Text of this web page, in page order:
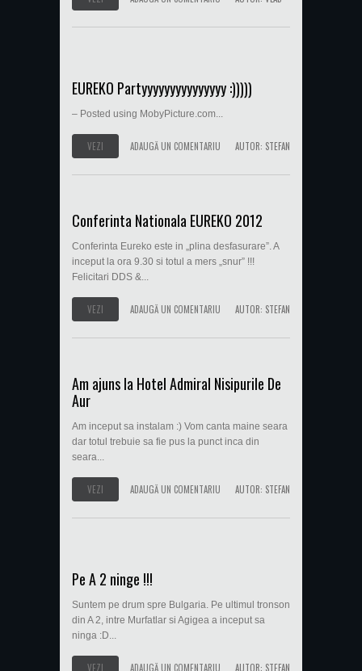
EUREKO Partyyyyyyyyyyyyyyy :)))))
– Posted using MobyPicture.com...
VEZI ADAUGĂ UN COMENTARIU AUTOR: STEFAN
Conferinta Nationala EUREKO 2012
Conferinta Eureko este in „plina desfasurare”. A
inceput la ora 9.30 si totul a mers „snur” !!!
Felicitari DDS &...
VEZI ADAUGĂ UN COMENTARIU AUTOR: STEFAN
Am ajuns la Hotel Admiral Nisipurile De
Aur
Am inceput sa instalam :) Vom canta maine seara
dar totul trebuie sa fie pus la punct inca din
seara...
VEZI ADAUGĂ UN COMENTARIU AUTOR: STEFAN
Pe A 2 ninge !!!
Suntem pe drum spre Bulgaria. Pe ultimul tronson
din A 2, intre Murfatlar si Agigea a inceput sa
ninga :D...
VEZI ADAUGĂ UN COMENTARIU AUTOR: STEFAN